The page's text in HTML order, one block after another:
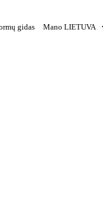
gidas Mano LIETUVA